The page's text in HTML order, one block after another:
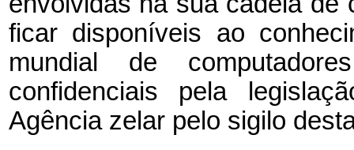
ficar disponíveis ao
mundial de
confidenciais pela
Agência zelar pelo sigilo